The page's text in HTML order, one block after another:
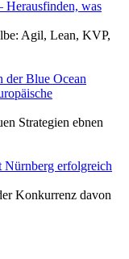
Herausfinden, was
Agil, Lean, KVP,
der Blue Ocean
Strategien ebnen
Nürnberg erfolgreich
Konkurrenz davon